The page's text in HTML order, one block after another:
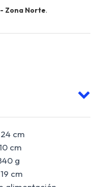
Zona Norte.
24 cm
cm
g
19 cm